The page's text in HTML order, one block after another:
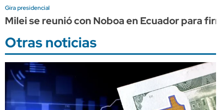
Gira presidencial
Milei se reunió con Noboa en Ecuador para
Otras noticias